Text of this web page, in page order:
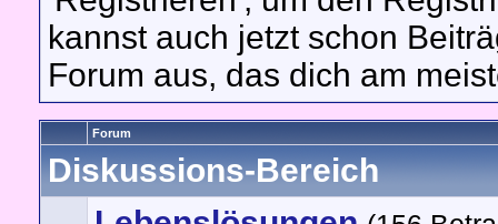
kannst auch jetzt schon
Forum aus, das dich am
Forum
Diskussions-Bereich